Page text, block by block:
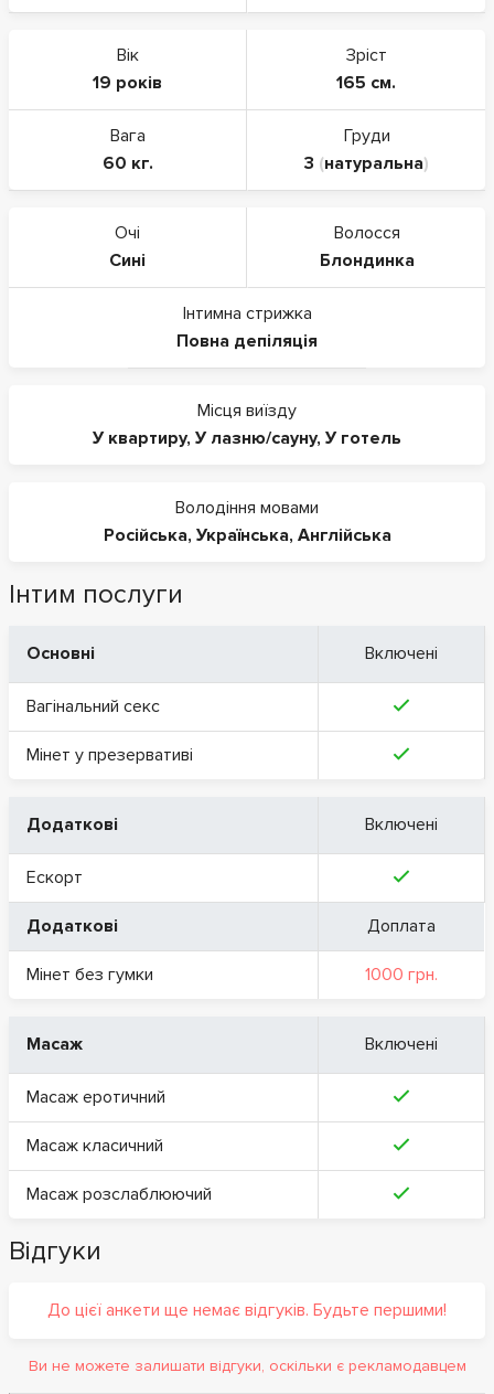
Вік
19 років
Зріст
165 см.
Вага
60 кг.
Груди
3 (натуральна)
Очі
Сині
Волосся
Блондинка
Інтимна стрижка
Повна депіляція
Місця виїзду
У квартиру, У лазню/сауну, У готель
Володіння мовами
Російська, Українська, Англійська
Інтим послуги
Основні Включені
Вагінальний секс
Мінет у презервативі
Додаткові Включені
Ескорт
Додаткові Доплата
Мінет без гумки 1000 грн.
Масаж Включені
Масаж еротичний
Масаж класичний
Масаж розслаблюючий
Відгуки
До цієї анкети ще немає відгуків. Будьте першими!
Ви не можете залишати відгуки, оскільки є рекламодавцем